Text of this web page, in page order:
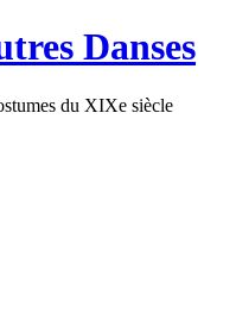
Danses
du XIXe siècle